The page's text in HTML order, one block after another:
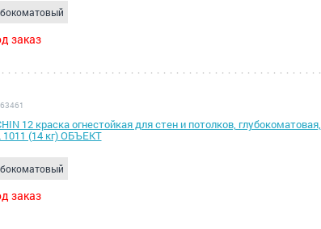
заказ
12 краска огнестойкая для стен и потолков, глубокоматовая,
1011 (14 кг) ОБЪЕКТ
заказ